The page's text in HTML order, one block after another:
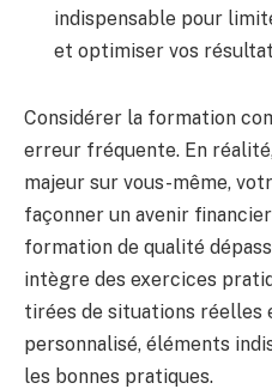
indispensable pour
et optimiser vos
Considérer la formation
erreur fréquente. En
majeur sur vous-même,
façonner un avenir
formation de qualité
intègre des exercices
tirées de situations réelles
personnalisé, éléments
les bonnes pratiques.